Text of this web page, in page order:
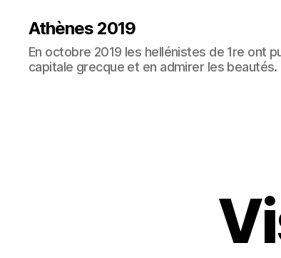
Athènes 2019
En octobre 2019 les hellénistes de 1re ont
capitale grecque et en admirer les beautés.